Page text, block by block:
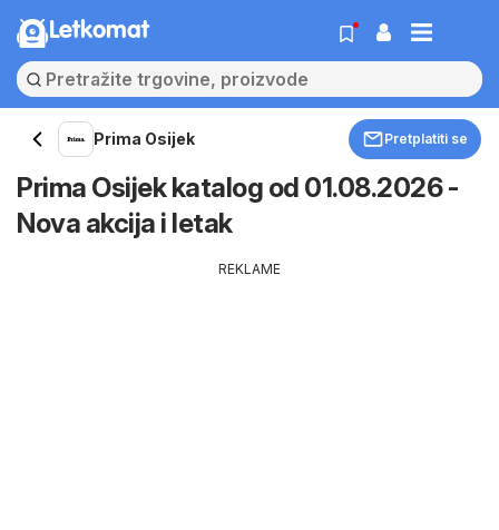
Letkomat
Prima Osijek Pretplatiti se
Prima Osijek katalog od 01.08.2026 -
Nova akcija i letak
REKLAME